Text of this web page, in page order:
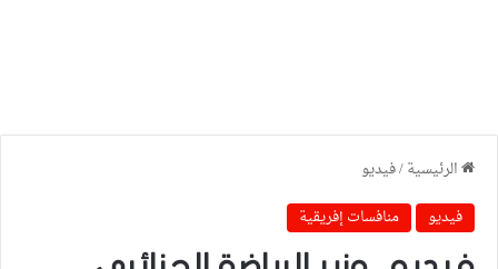
الرئيسية/فيديو
فيديو
منافسات إفريقية